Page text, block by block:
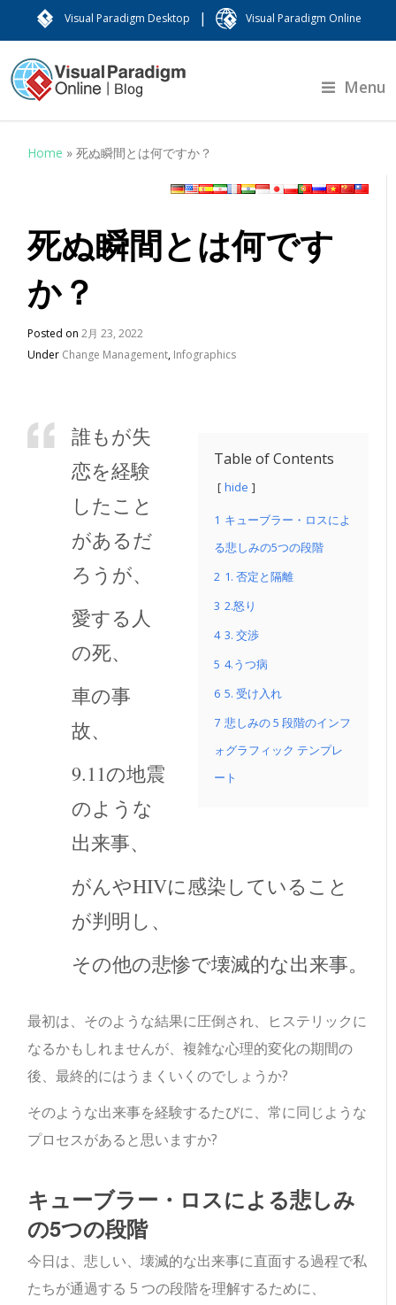
Visual Paradigm Desktop | Visual Paradigm Online
Menu
Home »死ぬ瞬間とは何ですか？
死ぬ瞬間とは何です
か？
Posted on2月 23, 2022
Under Change Management, Infographics
Table of Contents
hide
1 キューブラー・ロスによ
る悲しみの5つの段階
2 1. 否定と隔離
3 2.怒り
4 3. 交渉
5 4.うつ病
6 5. 受け入れ
7 悲しみの 5 段階のインフ
ォグラフィック テンプレ
ート
誰もが失
恋を経験
したこと
があるだ
ろうが、
愛する人
の死、
車の事
故、
9.11の地震
のような
出来事、
がんやHIVに感染していること
が判明し、
その他の悲惨で壊滅的な出来事。
最初は、そのような結果に圧倒され、ヒステリックに
なるかもしれませんが、複雑な心理的変化の期間の
後、最終的にはうまくいくのでしょうか?
そのような出来事を経験するたびに、常に同じような
プロセスがあると思いますか?
キューブラー・ロスによる悲しみ
の5つの段階
今日は、悲しい、壊滅的な出来事に直面する過程で私
たちが通過する 5 つの段階を理解するために、